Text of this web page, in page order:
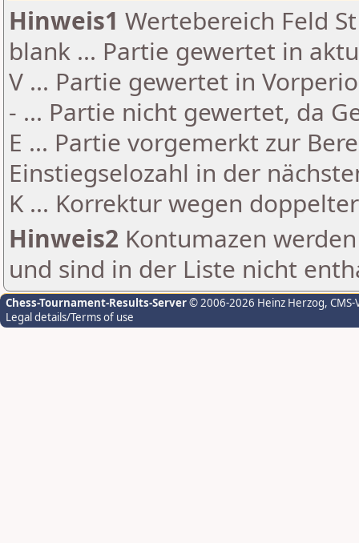
Hinweis1 Wertebereich Feld
blank ... Partie gewertet in
V ... Partie gewertet in
- ... Partie nicht gewertet, da
E ... Partie vorgemerkt zur
Einstiegselozahl in der
K ... Korrektur wegen
Hinweis2 Kontumazen
und sind in der Liste nicht
Chess-Tournament-Results-Server© 2006-2026 Heinz Herzog,
Legal details/Terms of use